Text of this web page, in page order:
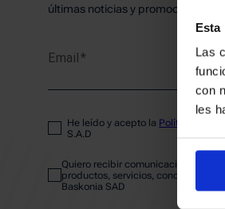
Esta
Las
con
les
últimas noticias y promociones del
Email
He leído y acepto la Política de
S.A.D
Quiero recibir comunicaciones
productos, servicios, concursos,
Baskonia SAD